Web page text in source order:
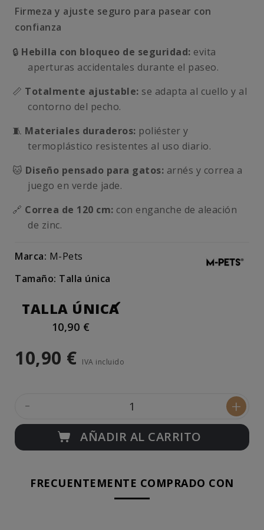
Firmeza y ajuste seguro para pasear con
confianza
🔒 Hebilla con bloqueo de seguridad: evita
aperturas accidentales durante el paseo.
📏 Totalmente ajustable: se adapta al cuello y al
contorno del pecho.
🧵 Materiales duraderos: poliéster y
termoplástico resistentes al uso diario.
🐱 Diseño pensado para gatos: arnés y correa a
juego en verde jade.
🔗 Correa de 120 cm: con enganche de aleación
de zinc.
Marca: M-Pets
Tamaño: Talla única
TALLA ÚNICA
10,90 €
10,90 € IVA incluido
- +
AÑADIR AL CARRITO
FRECUENTEMENTE COMPRADO CON